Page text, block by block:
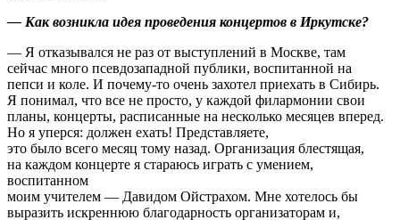
— Как возникла идея проведения концертов в Иркутске?
— Я отказывался не раз от выступлений в Москве, там
сейчас много псевдозападной публики, воспитанной на
пепси и коле. И почему-то очень захотел приехать в Сибирь.
Я понимал, что все не просто, у каждой филармонии свои
планы, концерты, расписанные на несколько месяцев вперед.
Но я уперся: должен ехать! Представляете,
это было всего месяц тому назад. Организация блестящая,
на каждом концерте я стараюсь играть с умением,
воспитанном
моим учителем — Давидом Ойстрахом. Мне хотелось бы
выразить искреннюю благодарность организаторам и,